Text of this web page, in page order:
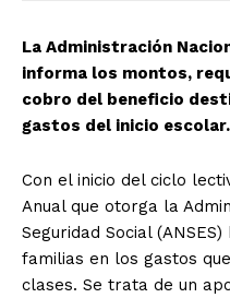
La Administración
informa los montos,
cobro del beneficio
gastos del inicio escolar.
Con el inicio del ciclo
Anual que otorga la
Seguridad Social
familias en los gastos
clases. Se trata de un